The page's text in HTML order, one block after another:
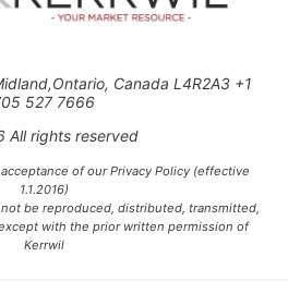
Canada L4R2A3 +1
527 7666
All rights reserved
of our Privacy Policy (effective
1.1.2016)
be reproduced, distributed, transmitted,
with the prior written permission of
Kerrwil